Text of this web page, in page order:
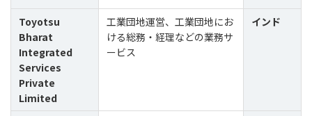
Toyotsu
Bharat
Integrated
Services
Private
Limited
工業団地運営、工業団地にお
ける総務・経理などの業務サ
ービス
インド